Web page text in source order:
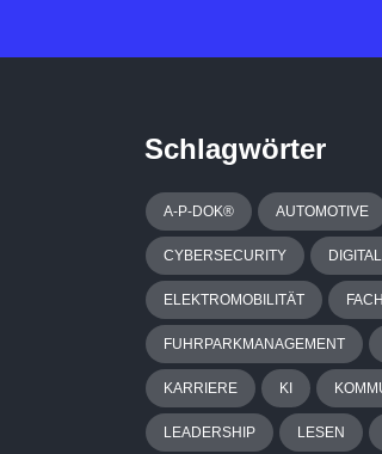
Schlagwörter
A-P-DOK® AUTOMOTIVE
CYBERSECURITY
ELEKTROMOBILITÄT
FUHRPARKMANAGEMENT
KARRIERE KI
LEADERSHIP LESEN